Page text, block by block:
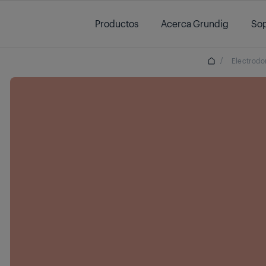
Productos
Acerca Grundig
/